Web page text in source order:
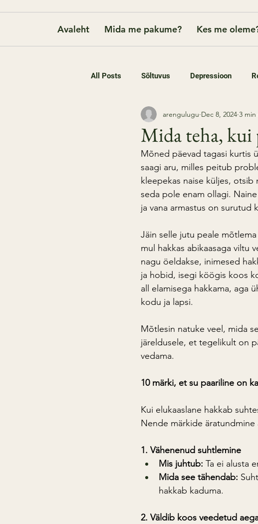
Avaleht Mida me pakume? Kes me
All Posts Sõltuvus Depressioon
Mida teha, kui
arengulugu Dec 8, 2024 3 min
Mõned päevad tagasi kurtis
saagi aru, milles peitub
kleepekas naise küljes,
seda pole enam ollagi.
ja vana armastus on surutud
Jäin selle jutu peale
mul hakkas abikaasaga viltu
nagu öeldakse, inimesed
ja hobid, isegi köögis koos
all elamisega hakkama, aga
kodu ja lapsi.
Mõtlesin natuke veel, mida
järeldusele, et tegelikult on
vedama.
10 märki, et su paariline on
Kui elukaaslane hakkab
Nende märkide äratundmine
1. Vähenenud suhtlemine
Mis juhtub: Ta ei alusta
Mida see tähendab:
hakkab kaduma.
2. Väldib koos veedetud